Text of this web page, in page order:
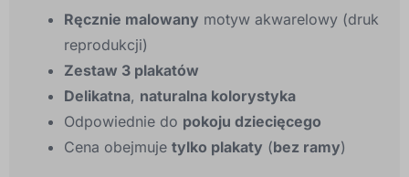
Ręcznie malowany motyw akwarelowy (druk
reprodukcji)
Zestaw 3 plakatów
Delikatna, naturalna kolorystyka
Odpowiednie do pokoju dziecięcego
Cena obejmuje tylko plakaty (bez ramy)